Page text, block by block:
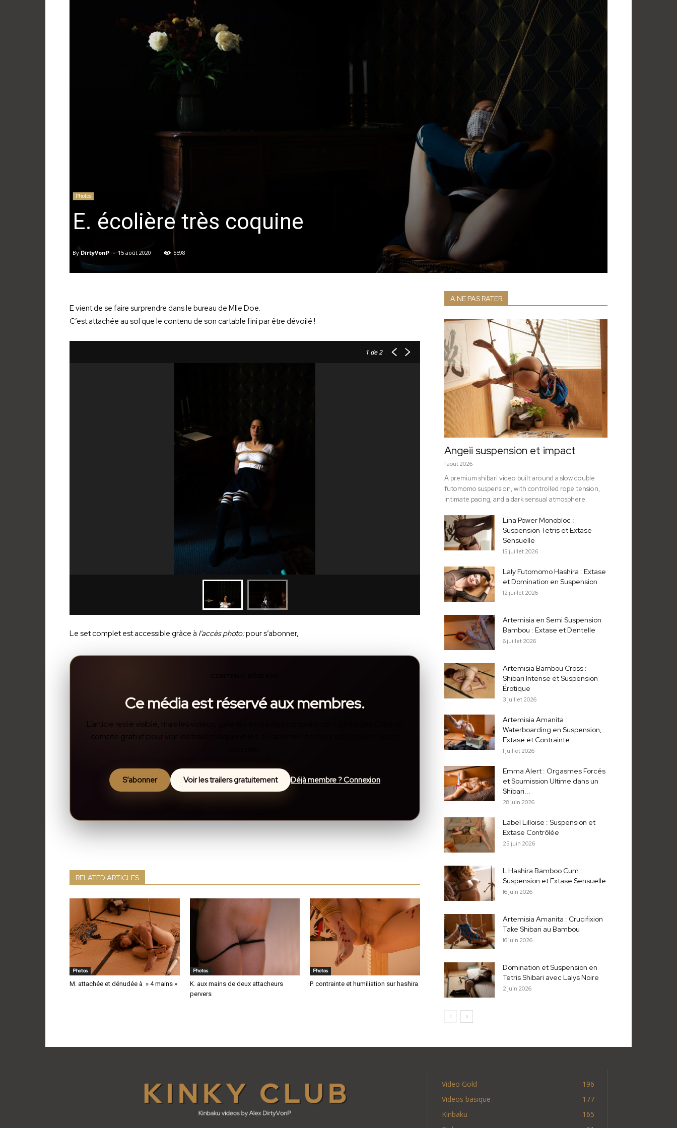
Photos
E. écolière très coquine
By DirtyVonP - 15 août 2020 5598
E vient de se faire surprendre dans le bureau de Mlle Doe.
C’est attachée au sol que le contenu de son cartable fini par être dévoilé !
1 de 2
Le set complet est accessible grâce à l’accès photo:pour s’abonner,
CONTENU RÉSERVÉ
Ce média est réservé aux membres.
L’article reste visible, mais les vidéos, galeries et médias complets sont protégés. Crée un
compte gratuit pour voir les trailers disponibles, ou abonne-toi pour débloquer l’accès
S’abonner Voir les trailers gratuitement Déjà membre ? Connexion
RELATED ARTICLES
Photos
M. attachée et dénudée à » 4 mains »
Photos
K. aux mains de deux attacheurs
pervers
Photos
P. contrainte et humiliation sur hashira
A NE PAS RATER
Angeii suspension et impact
1 août 2026
A premium shibari video built around a slow double
futomomo suspension, with controlled rope tension,
intimate pacing, and a dark sensual atmosphere.
Lina Power Monobloc :
Suspension Tetris et Extase
Sensuelle
15 juillet 2026
Laly Futomomo Hashira : Extase
et Domination en Suspension
12 juillet 2026
Artemisia en Semi Suspension
Bambou : Extase et Dentelle
6 juillet 2026
Artemisia Bambou Cross :
Shibari Intense et Suspension
Érotique
3 juillet 2026
Artemisia Amanita :
Waterboarding en Suspension,
Extase et Contrainte
1 juillet 2026
Emma Alert : Orgasmes Forcés
et Soumission Ultime dans un
Shibari...
28 juin 2026
Label Lilloise : Suspension et
Extase Contrôlée
25 juin 2026
L Hashira Bamboo Cum :
Suspension et Extase Sensuelle
16 juin 2026
Artemisia Amanita : Crucifixion
Take Shibari au Bambou
16 juin 2026
Domination et Suspension en
Tetris Shibari avec Lalys Noire
2 juin 2026
Video Gold
196
Videos basique
177
Kinbaku
165